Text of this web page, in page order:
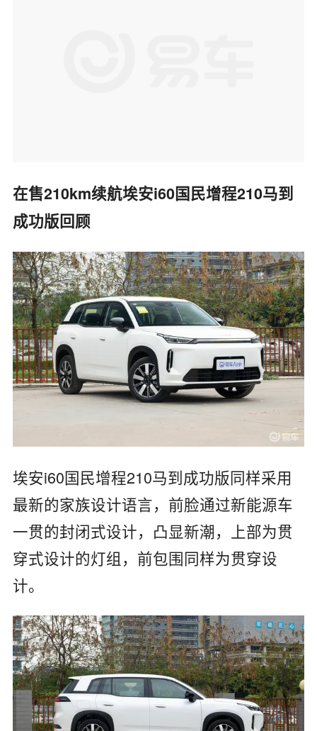
在售210km续航埃安i60国民增程210马到
成功版回顾
埃安i60国民增程210马到成功版同样采用
最新的家族设计语言，前脸通过新能源车
一贯的封闭式设计，凸显新潮，上部为贯
穿式设计的灯组，前包围同样为贯穿设
计。